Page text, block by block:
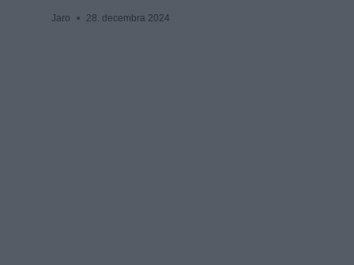
Jaro 28. decembra 2024